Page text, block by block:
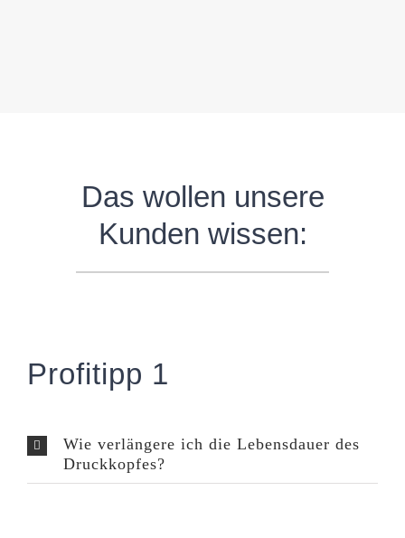
Das wollen unsere
Kunden wissen:
Profitipp 1
Wie verlängere ich die Lebensdauer des
Druckkopfes?